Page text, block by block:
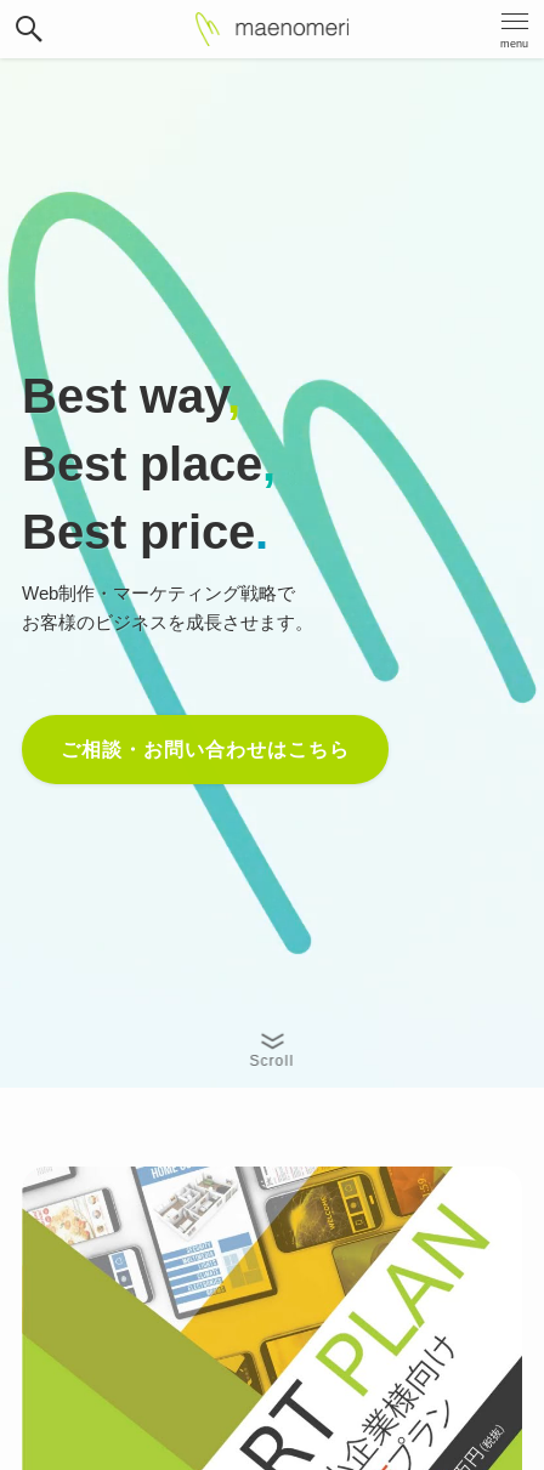
menu
Best way,
Best place,
Best price.
Web制作・マーケティング戦略で
お客様のビジネスを成長させます。
ご相談・お問い合わせはこちら
Scroll